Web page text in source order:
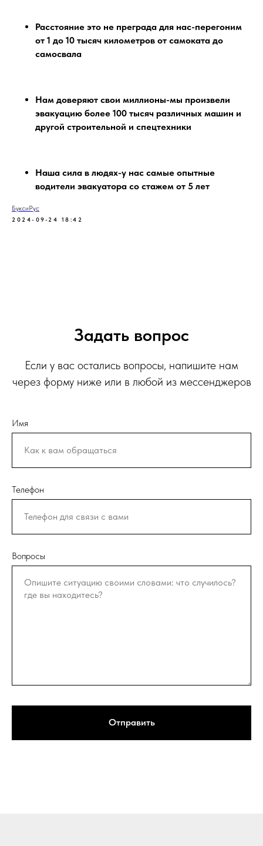
Расстояние это не преграда для нас-перегоним
от 1 до 10 тысяч километров от самоката до
самосвала
Нам доверяют свои миллионы-мы произвели
эвакуацию более 100 тысяч различных машин и
другой строительной и спецтехники
Наша сила в людях-у нас самые опытные
водители эвакуатора со стажем от 5 лет
БуксиРус
2024-09-24 18:42
Задать вопрос
Если у вас остались вопросы, напишите нам
через форму ниже или в любой из мессенджеров
Имя
Телефон
Вопросы
Отправить